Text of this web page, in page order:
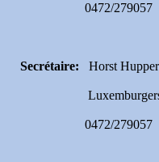
0472/279057
Secrétaire: Horst
0472/279057